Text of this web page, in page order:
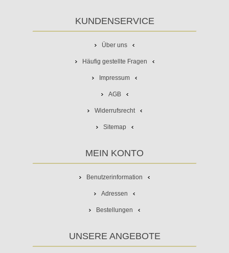
KUNDENSERVICE
Über uns
Häufig gestellte Fragen
Impressum
AGB
Widerrufsrecht
Sitemap
MEIN KONTO
Benutzerinformation
Adressen
Bestellungen
UNSERE ANGEBOTE